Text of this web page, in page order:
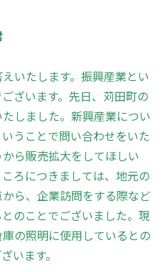
いたします。振興産業とい
ざいます。先日、苅田町の
しました。新興産業につい
うことで問い合わせをいた
ら販売拡大をしてほしい
ろにつきましては、地元の
ら、企業訪問をする際など
のことでございました。現
の照明に使用しているとの
います。